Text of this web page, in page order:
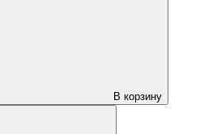
В корзину